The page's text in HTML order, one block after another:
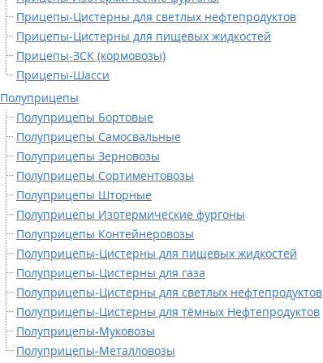
Прицепы-Цистерны для светлых нефтепродуктов
Прицепы-Цистерны для пищевых жидкостей
Прицепы-ЗСК (кормовозы)
Прицепы-Шасси
Полуприцепы
Полуприцепы Бортовые
Полуприцепы Самосвальные
Полуприцепы Зерновозы
Полуприцепы Сортиментовозы
Полуприцепы Шторные
Полуприцепы Изотермические фургоны
Полуприцепы Контейнеровозы
Полуприцепы-Цистерны для пищевых жидкостей
Полуприцепы-Цистерны для газа
Полуприцепы-Цистерны для светлых нефтепродуктов
Полуприцепы-Цистерны для тёмных Нефтепродуктов
Полуприцепы-Муковозы
Полуприцепы-Металловозы